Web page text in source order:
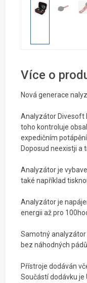
Více o
Nová generace
Analyzátor Divesoft
toho kontroluje
expedičním potápění.
Doposud neexistji a
Analyzátor je
také například
Analyzátor je
energii až pro
Samotný
bez náhodných pádů.
Přístroje dodáván
Součástí dodávku je